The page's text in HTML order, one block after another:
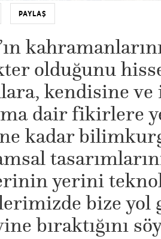
PAYLAŞ
olduğunu
kendisine
dair fikirlere
kadar
yerini
bize yol
bıraktığını